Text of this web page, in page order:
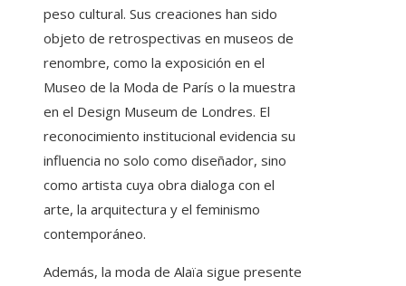
peso cultural. Sus creaciones han sido
objeto de retrospectivas en museos de
renombre, como la exposición en el
Museo de la Moda de París o la muestra
en el Design Museum de Londres. El
reconocimiento institucional evidencia su
influencia no solo como diseñador, sino
como artista cuya obra dialoga con el
arte, la arquitectura y el feminismo
contemporáneo.
Además, la moda de Alaïa sigue presente